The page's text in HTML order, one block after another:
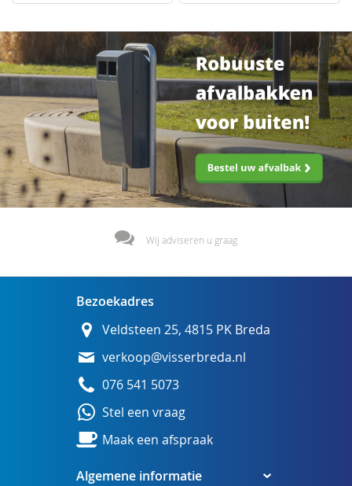
Wij adviseren u graag
Algemene informatie
Bezoekadres
Veldsteen 25, 4815 PK Breda
verkoop@visserbreda.nl
076 541 5073
Stel een vraag
Maak een afspraak